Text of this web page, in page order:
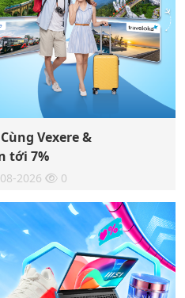
Vexere &
tới 7%
2026 0